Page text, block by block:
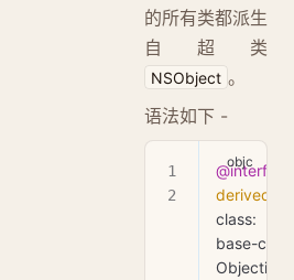
的所有类都派生
自超类
NSObject 。
语法如下 -
@interface
derived
class:
base-class
Objective-